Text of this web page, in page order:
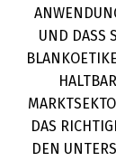
UND DASS
DAS
DEN